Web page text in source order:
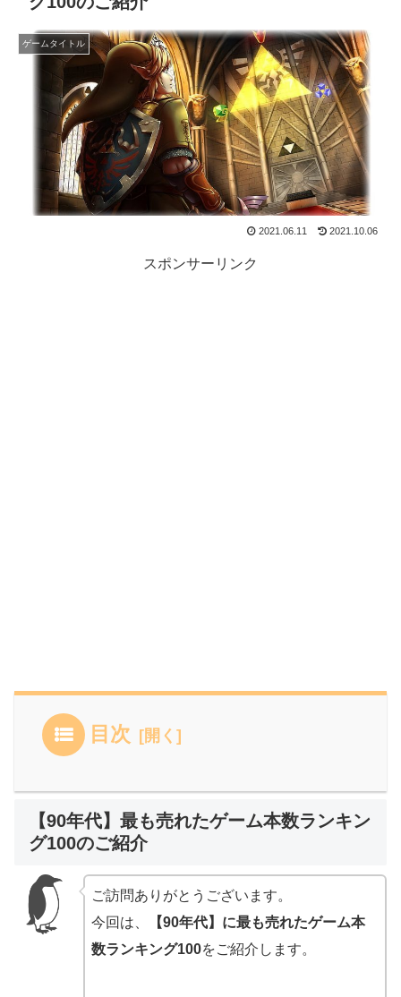
ゲームタイトル
2021.06.11 2021.10.06
スポンサーリンク
目次
【90年代】最も売れたゲーム本数ランキン
グ100のご紹介
ご訪問ありがとうございます。
今回は、
【90年代】に最も売れたゲーム本
数ランキング100をご紹介します。